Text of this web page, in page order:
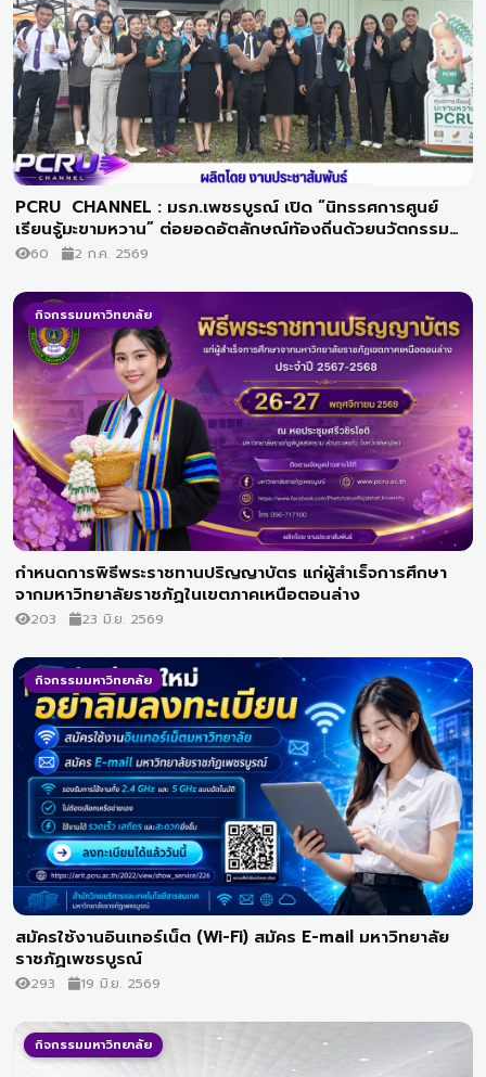
PCRU CHANNEL : มรภ.เพชรบูรณ์ เปิด “นิทรรศการศูนย์
เรียนรู้มะขามหวาน” ต่อยอดอัตลักษณ์ท้องถิ่นด้วยนวัตกรรม
ยกระดับเกษตรสู่สากล
60 2 ก.ค. 2569
กิจกรรมมหาวิทยาลัย
กำหนดการพิธีพระราชทานปริญญาบัตร แก่ผู้สำเร็จการศึกษา
จากมหาวิทยาลัยราชภัฏในเขตภาคเหนือตอนล่าง
203 23 มิ.ย. 2569
กิจกรรมมหาวิทยาลัย
สมัครใช้งานอินเทอร์เน็ต (Wi-Fi) สมัคร E-mail มหาวิทยาลัย
ราชภัฏเพชรบูรณ์
293 19 มิ.ย. 2569
กิจกรรมมหาวิทยาลัย